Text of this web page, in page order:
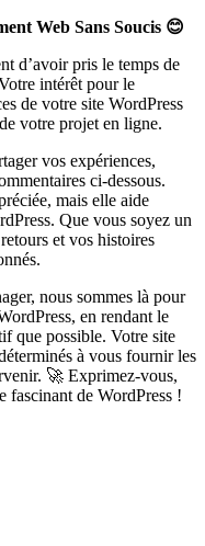
Web Sans Soucis 😊
d’avoir pris le temps de
intérêt pour le
de votre site WordPress
votre projet en ligne.
vos expériences,
ci-dessous.
mais elle aide
Que vous soyez un
et vos histoires
nous sommes là pour
en rendant le
que possible. Votre site
à vous fournir les
🚀 Exprimez-vous,
fascinant de WordPress !